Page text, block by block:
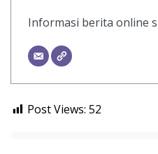
Informasi berita online
Post Views: 52